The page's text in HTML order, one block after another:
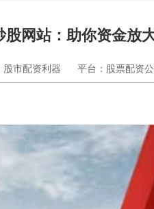
股网站：助你资金放
股市配资利器 平台：股票配资